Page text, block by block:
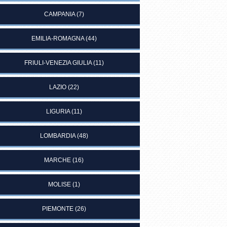
CAMPANIA(7)
EMILIA-ROMAGNA(44)
FRIULI-VENEZIA GIULIA(11)
LAZIO(22)
LIGURIA(11)
LOMBARDIA(48)
MARCHE (16)
MOLISE(1)
PIEMONTE(26)